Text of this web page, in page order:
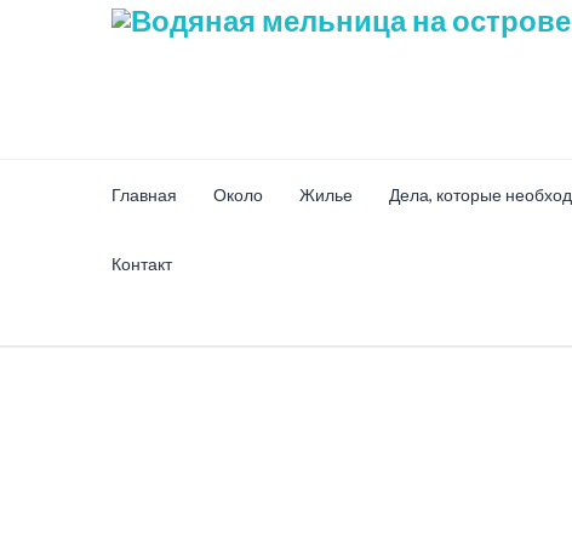
Главная Около Жилье Дела, которые
Контакт